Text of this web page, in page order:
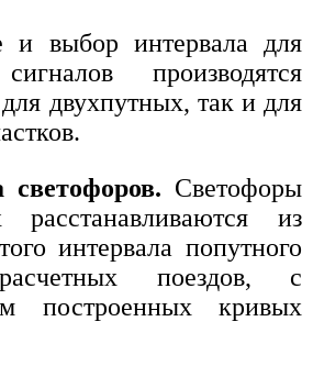
и выбор интервала для
производятся
двухпутных, так и для
светофоров. Светофоры
расстанавливаются из
интервала попутного
поездов, с
построенных кривых